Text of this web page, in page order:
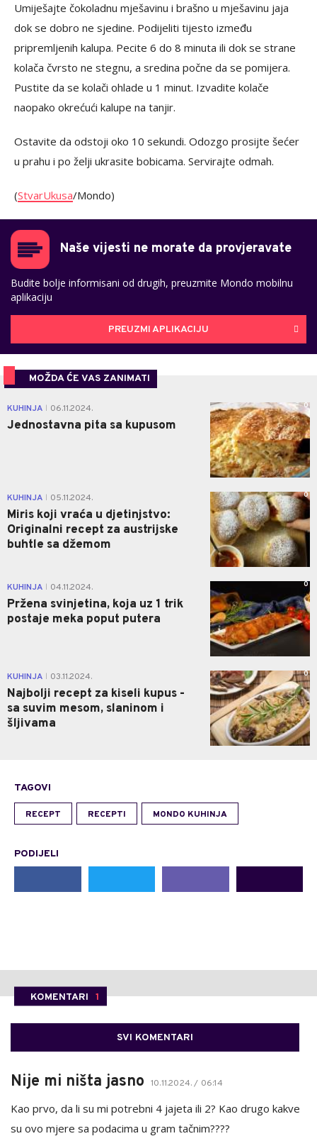
Umiješajte čokoladnu mješavinu i brašno u mješavinu jaja
dok se dobro ne sjedine. Podijeliti tijesto između
pripremljenih kalupa. Pecite 6 do 8 minuta ili dok se strane
kolača čvrsto ne stegnu, a sredina počne da se pomijera.
Pustite da se kolači ohlade u 1 minut. Izvadite kolače
naopako okrećući kalupe na tanjir.
Ostavite da odstoji oko 10 sekundi. Odozgo prosijte šećer
u prahu i po želji ukrasite bobicama. Servirajte odmah.
(StvarUkusa/Mondo)
Naše vijesti ne morate da provjeravate
Budite bolje informisani od drugih, preuzmite Mondo mobilnu
aplikaciju
PREUZMI APLIKACIJU
MOŽDA ĆE VAS ZANIMATI
KUHINJA 06.11.2024.
Jednostavna pita sa kupusom
0
KUHINJA 05.11.2024.
Miris koji vraća u djetinjstvo:
Originalni recept za austrijske
buhtle sa džemom
0
KUHINJA 04.11.2024.
Pržena svinjetina, koja uz 1 trik
postaje meka poput putera
0
KUHINJA 03.11.2024.
Najbolji recept za kiseli kupus -
sa suvim mesom, slaninom i
šljivama
0
TAGOVI
RECEPT RECEPTI MONDO KUHINJA
PODIJELI
KOMENTARI 1
SVI KOMENTARI
Nije mi ništa jasno 10.11.2024. / 06:14
Kao prvo, da li su mi potrebni 4 jajeta ili 2? Kao drugo kakve
su ovo mjere sa podacima u gram tačnim????